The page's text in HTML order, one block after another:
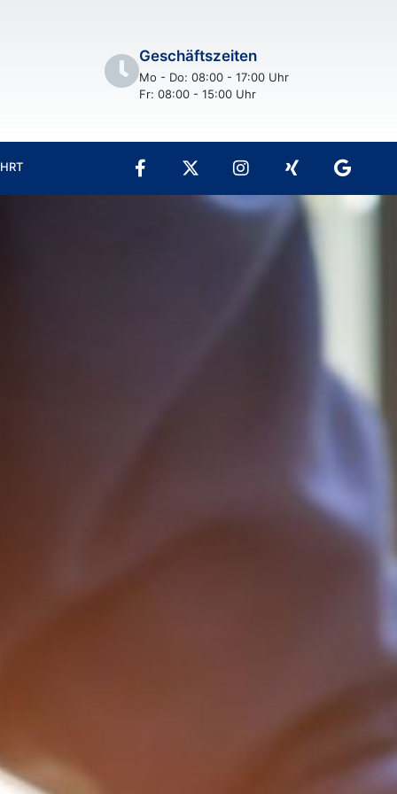
Geschäftszeiten
Mo - Do: 08:00 - 17:00 Uhr
Fr: 08:00 - 15:00 Uhr